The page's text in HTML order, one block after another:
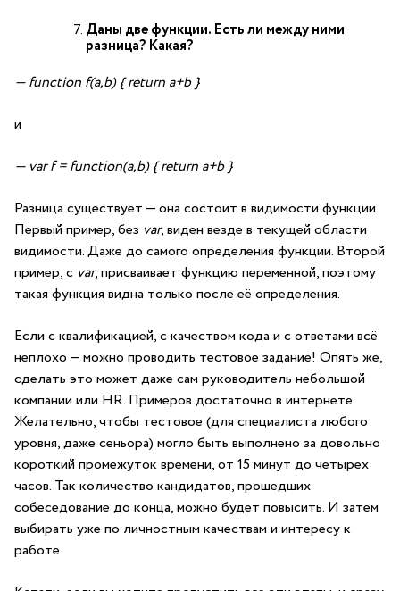
Даны две функции. Есть ли между ними
разница? Какая?
— function f(a,b) { return a+b }
и
— var f = function(a,b) { return a+b }
Разница существует — она состоит в видимости функции.
Первый пример, без var, виден везде в текущей области
видимости. Даже до самого определения функции. Второй
пример, с var, присваивает функцию переменной, поэтому
такая функция видна только после её определения.
Если с квалификацией, с качеством кода и с ответами всё
неплохо — можно проводить тестовое задание! Опять же,
сделать это может даже сам руководитель небольшой
компании или HR. Примеров достаточно в интернете.
Желательно, чтобы тестовое (для специалиста любого
уровня, даже сеньора) могло быть выполнено за довольно
короткий промежуток времени, от 15 минут до четырех
часов. Так количество кандидатов, прошедших
собеседование до конца, можно будет повысить. И затем
выбирать уже по личностным качествам и интересу к
работе.